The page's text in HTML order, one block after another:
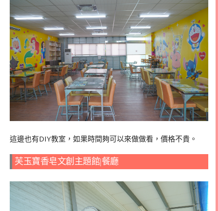
這邊也有DIY教室，如果時間夠可以來做做看，價格不貴。
芙玉寶香皂文創主題館|餐廳